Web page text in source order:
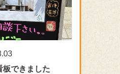
板できました